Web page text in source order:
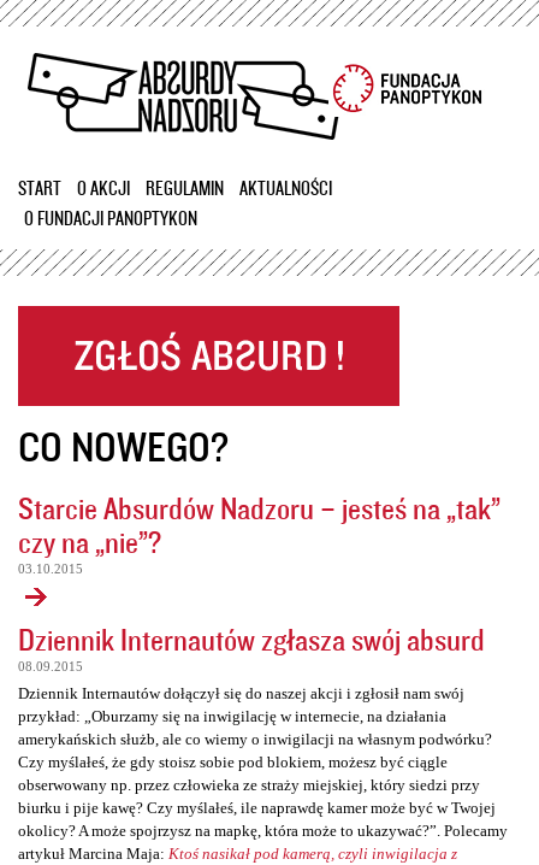
Przejdź
treści
START O AKCJI REGULAMIN
AKTUALNOŚCI
O FUNDACJI PANOPTYKON
CO NOWEGO?
Starcie Absurdów Nadzoru – jesteś na „tak”
czy na „nie”?
03.10.2015
Dziennik Internautów zgłasza swój absurd
08.09.2015
Dziennik Internautów dołączył się do naszej akcji i zgłosił nam swój
przykład: „Oburzamy się na inwigilację w internecie, na działania
amerykańskich służb, ale co wiemy o inwigilacji na własnym podwórku?
Czy myślałeś, że gdy stoisz sobie pod blokiem, możesz być ciągle
obserwowany np. przez człowieka ze straży miejskiej, który siedzi przy
biurku i pije kawę? Czy myślałeś, ile naprawdę kamer może być w Twojej
okolicy? A może spojrzysz na mapkę, która może to ukazywać?”. Polecamy
artykuł Marcina Maja: Ktoś nasikał pod kamerą, czyli inwigilacja z